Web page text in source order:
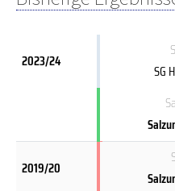
2023/24
SG
2019/20